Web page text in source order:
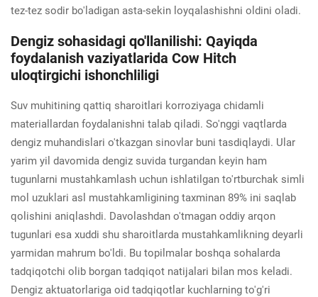
tez-tez sodir bo'ladigan asta-sekin loyqalashishni oldini oladi.
Dengiz sohasidagi qo'llanilishi: Qayiqda
foydalanish vaziyatlarida Cow Hitch
uloqtirgichi ishonchliligi
Suv muhitining qattiq sharoitlari korroziyaga chidamli
materiallardan foydalanishni talab qiladi. So'nggi vaqtlarda
dengiz muhandislari o'tkazgan sinovlar buni tasdiqlaydi. Ular
yarim yil davomida dengiz suvida turgandan keyin ham
tugunlarni mustahkamlash uchun ishlatilgan to'rtburchak simli
mol uzuklari asl mustahkamligining taxminan 89% ini saqlab
qolishini aniqlashdi. Davolashdan o'tmagan oddiy arqon
tugunlari esa xuddi shu sharoitlarda mustahkamlikning deyarli
yarmidan mahrum bo'ldi. Bu topilmalar boshqa sohalarda
tadqiqotchi olib borgan tadqiqot natijalari bilan mos keladi.
Dengiz aktuatorlariga oid tadqiqotlar kuchlarning to'g'ri